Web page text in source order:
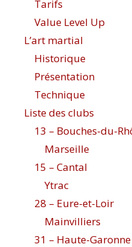
Tarifs
Value Level Up
L’art martial
Historique
Présentation
Technique
Liste des clubs
13 – Bouches-du-
Marseille
15 – Cantal
Ytrac
28 – Eure-et-Loir
Mainvilliers
31 – Haute-Garonne